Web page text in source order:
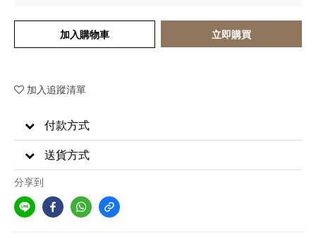
加入購物車 立即購買
加入追蹤清單
付款方式
送貨方式
分享到